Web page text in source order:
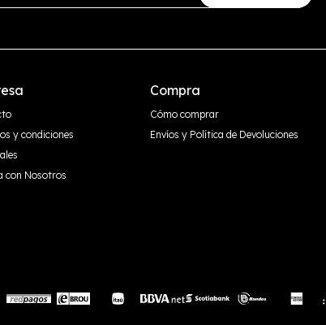
y condiciones
con Nosotros
Compra
Cómo comprar
Envíos y Política de Devoluciones